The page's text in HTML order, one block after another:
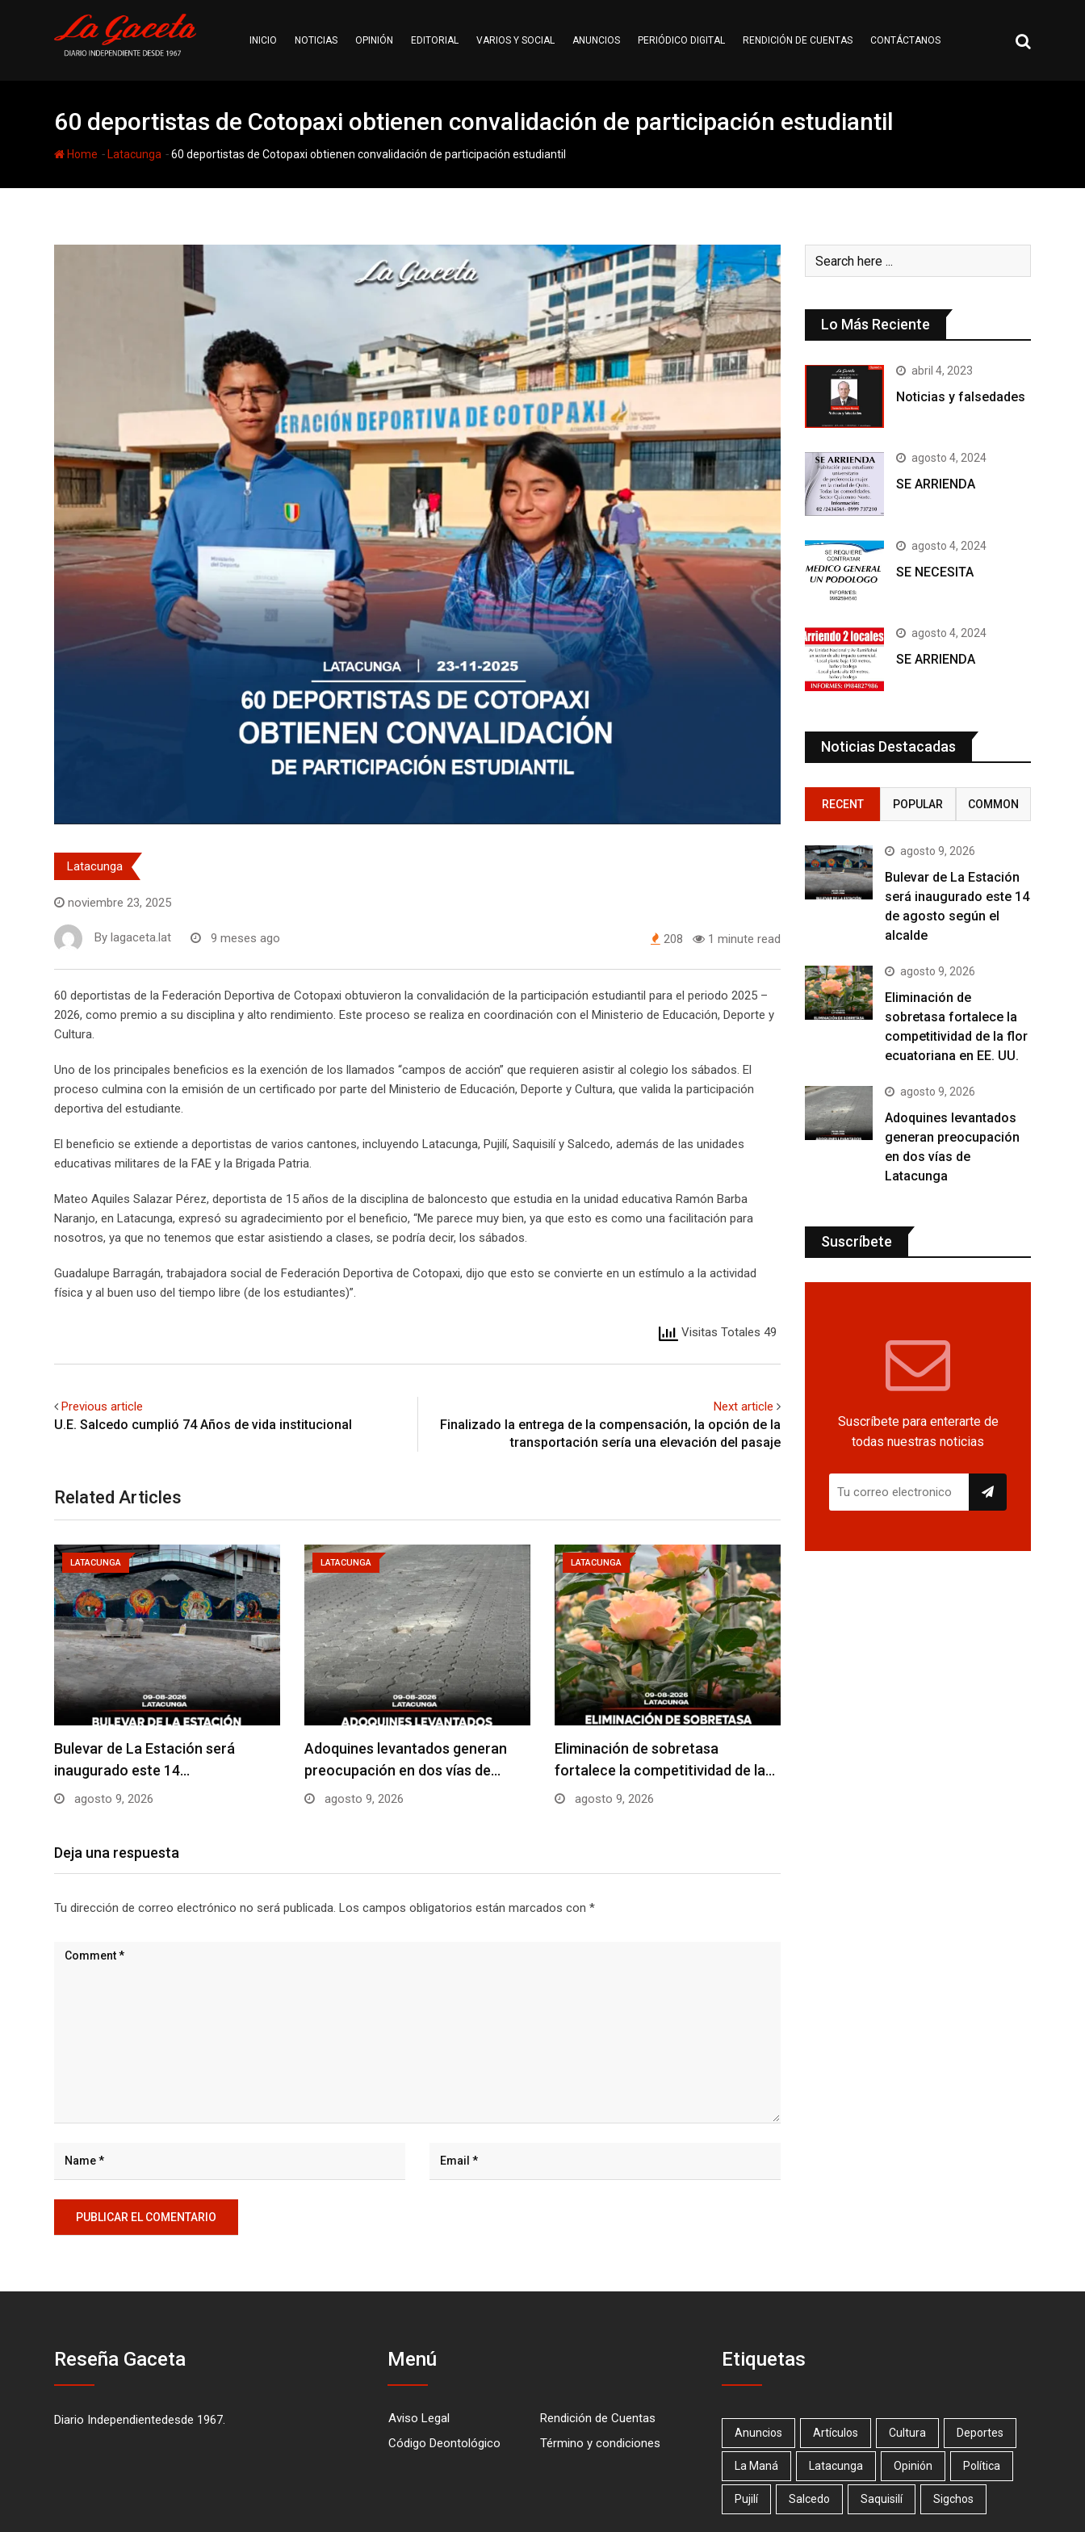
INICIO NOTICIAS OPINIÓN EDITORIAL VARIOS Y SOCIAL ANUNCIOS PERIÓDICO DIGITAL RENDICIÓN DE CUENTAS CONTÁCTANOS
60 deportistas de Cotopaxi obtienen convalidación de participación estudiantil
Home - Latacunga -60 deportistas de Cotopaxi obtienen convalidación de participación estudiantil
Latacunga
noviembre 23, 2025
By lagaceta.lat 9 meses ago 208 1 minute read
60 deportistas de la Federación Deportiva de Cotopaxi obtuvieron la convalidación de la participación estudiantil para el periodo 2025 –
2026, como premio a su disciplina y alto rendimiento. Este proceso se realiza en coordinación con el Ministerio de Educación, Deporte y
Cultura.
Uno de los principales beneficios es la exención de los llamados “campos de acción” que requieren asistir al colegio los sábados. El
proceso culmina con la emisión de un certificado por parte del Ministerio de Educación, Deporte y Cultura, que valida la participación
deportiva del estudiante.
El beneficio se extiende a deportistas de varios cantones, incluyendo Latacunga, Pujilí, Saquisilí y Salcedo, además de las unidades
educativas militares de la FAE y la Brigada Patria.
Mateo Aquiles Salazar Pérez, deportista de 15 años de la disciplina de baloncesto que estudia en la unidad educativa Ramón Barba
Naranjo, en Latacunga, expresó su agradecimiento por el beneficio, “Me parece muy bien, ya que esto es como una facilitación para
nosotros, ya que no tenemos que estar asistiendo a clases, se podría decir, los sábados.
Guadalupe Barragán, trabajadora social de Federación Deportiva de Cotopaxi, dijo que esto se convierte en un estímulo a la actividad
física y al buen uso del tiempo libre (de los estudiantes)”.
Visitas Totales 49
Previous article
U.E. Salcedo cumplió 74 Años de vida institucional
Next article
Finalizado la entrega de la compensación, la opción de la
transportación sería una elevación del pasaje
Related Articles
LATACUNGA
Bulevar de La Estación será
inaugurado este 14…
agosto 9, 2026
LATACUNGA
Adoquines levantados generan
preocupación en dos vías de…
agosto 9, 2026
LATACUNGA
Eliminación de sobretasa
fortalece la competitividad de la…
agosto 9, 2026
Deja una respuesta
Tu dirección de correo electrónico no será publicada. Los campos obligatorios están marcados con *
Lo Más Reciente
abril 4, 2023
Noticias y falsedades
agosto 4, 2024
SE ARRIENDA
agosto 4, 2024
SE NECESITA
agosto 4, 2024
SE ARRIENDA
Noticias Destacadas
RECENT POPULAR COMMON
agosto 9, 2026
Bulevar de La Estación
será inaugurado este 14
de agosto según el
alcalde
agosto 9, 2026
Eliminación de
sobretasa fortalece la
competitividad de la flor
ecuatoriana en EE. UU.
agosto 9, 2026
Adoquines levantados
generan preocupación
en dos vías de
Latacunga
Suscríbete
Suscríbete para enterarte de
todas nuestras noticias
Reseña Gaceta
Diario Independientedesde 1967.
Menú
Aviso Legal
Rendición de Cuentas
Código Deontológico
Término y condiciones
Etiquetas
Anuncios Artículos Cultura Deportes
La Maná Latacunga Opinión Política
Pujilí Salcedo Saquisilí Sigchos